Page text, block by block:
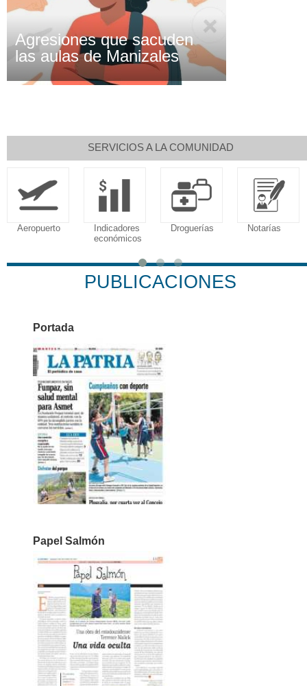
Agresiones que sacuden
las aulas de Manizales
SERVICIOS A LA COMUNIDAD
Indicadores
Droguerías Notarías
Calendario
PUBLICACIONES
Portada
Papel Salmón